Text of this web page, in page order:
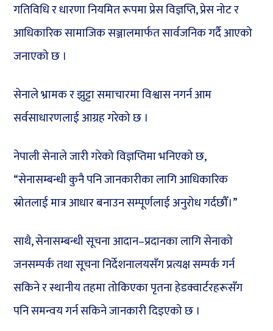
गतिविधि र धारणा नियमित रूपमा प्रेस विज्ञप्ति, प्रेस नोट र
आधिकारिक सामाजिक सञ्जालमार्फत सार्वजनिक गर्दै आएको
जनाएको छ ।
सेनाले भ्रामक र झुट्टा समाचारमा विश्वास नगर्न आम
सर्वसाधारणलाई आग्रह गरेको छ ।
नेपाली सेनाले जारी गरेको विज्ञप्तिमा भनिएको छ,
“सेनासम्बन्धी कुनै पनि जानकारीका लागि आधिकारिक
स्रोतलाई मात्र आधार बनाउन सम्पूर्णलाई अनुरोध गर्दछौँ।”
साथै, सेनासम्बन्धी सूचना आदान–प्रदानका लागि सेनाको
जनसम्पर्क तथा सूचना निर्देशनालयसँग प्रत्यक्ष सम्पर्क गर्न
सकिने र स्थानीय तहमा तोकिएका पृतना हेडक्वार्टरहरूसँग
पनि समन्वय गर्न सकिने जानकारी दिइएको छ ।